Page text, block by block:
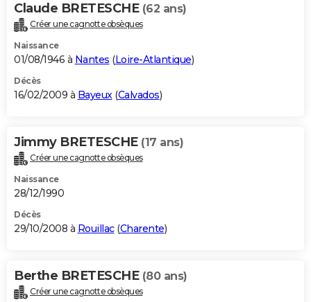
Claude BRETESCHE (62 ans)
Créer une cagnotte obsèques
Naissance
01/08/1946 à Nantes (Loire-Atlantique)
Décès
16/02/2009 à Bayeux(Calvados)
Jimmy BRETESCHE (17 ans)
Créer une cagnotte obsèques
Naissance
28/12/1990
Décès
29/10/2008 à Rouillac(Charente)
Berthe BRETESCHE (80 ans)
Créer une cagnotte obsèques